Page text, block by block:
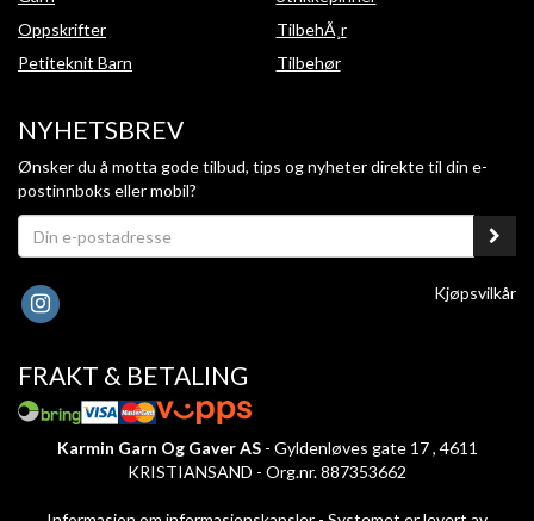
Oppskrifter
Petiteknit Barn
TilbehÃ¸r
Tilbehør
NYHETSBREV
Ønsker du å motta gode tilbud, tips og nyheter direkte til din e-
postinnboks eller mobil?
Kjøpsvilkår
FRAKT & BETALING
Karmin Garn Og Gaver AS- Gyldenløves gate 17 , 4611
KRISTIANSAND - Org.nr. 887353662